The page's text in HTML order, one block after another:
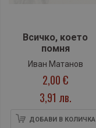
Всичко, което
помня
Иван Матанов
2,00 €
3,91 лв.
ДОБАВИ В КОЛИЧКА